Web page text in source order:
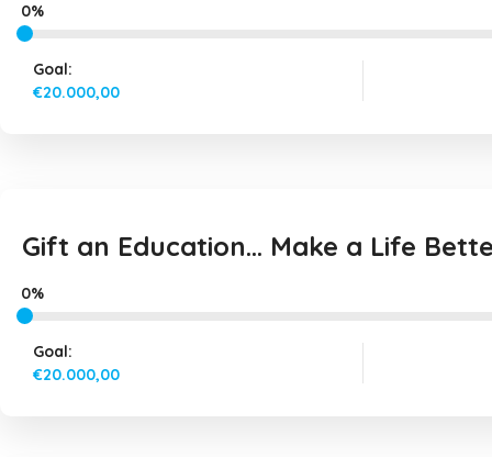
0%
Goal:
€20.000,00
Gift an Education… Make a Life
0%
Goal:
€20.000,00